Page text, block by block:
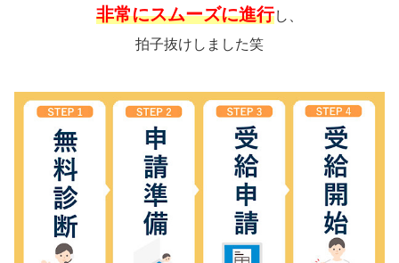
非常にスムーズに進行し、
拍子抜けしました笑